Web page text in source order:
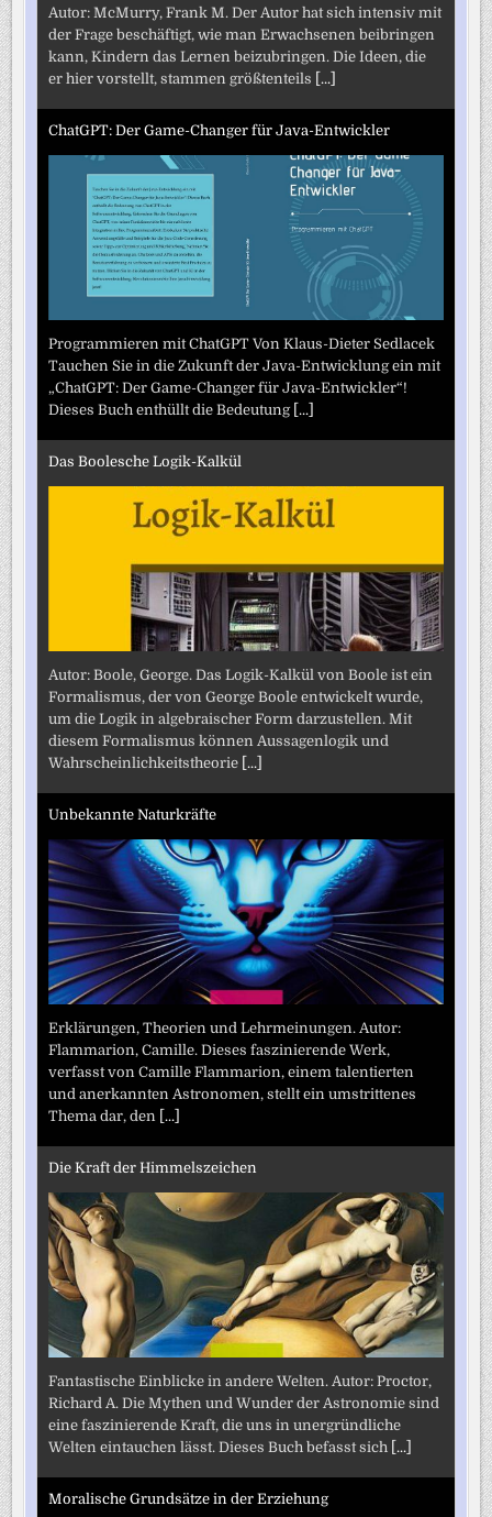
Autor: McMurry, Frank M. Der Autor hat sich intensiv mit
der Frage beschäftigt, wie man Erwachsenen beibringen
kann, Kindern das Lernen beizubringen. Die Ideen, die
er hier vorstellt, stammen größtenteils [...]
ChatGPT: Der Game-Changer für Java-Entwickler
Programmieren mit ChatGPT Von Klaus-Dieter Sedlacek
Tauchen Sie in die Zukunft der Java-Entwicklung ein mit
„ChatGPT: Der Game-Changer für Java-Entwickler“!
Dieses Buch enthüllt die Bedeutung [...]
Das Boolesche Logik-Kalkül
Autor: Boole, George. Das Logik-Kalkül von Boole ist ein
Formalismus, der von George Boole entwickelt wurde,
um die Logik in algebraischer Form darzustellen. Mit
diesem Formalismus können Aussagenlogik und
Wahrscheinlichkeitstheorie [...]
Unbekannte Naturkräfte
Erklärungen, Theorien und Lehrmeinungen. Autor:
Flammarion, Camille. Dieses faszinierende Werk,
verfasst von Camille Flammarion, einem talentierten
und anerkannten Astronomen, stellt ein umstrittenes
Thema dar, den [...]
Die Kraft der Himmelszeichen
Fantastische Einblicke in andere Welten. Autor: Proctor,
Richard A. Die Mythen und Wunder der Astronomie sind
eine faszinierende Kraft, die uns in unergründliche
Welten eintauchen lässt. Dieses Buch befasst sich [...]
Moralische Grundsätze in der Erziehung